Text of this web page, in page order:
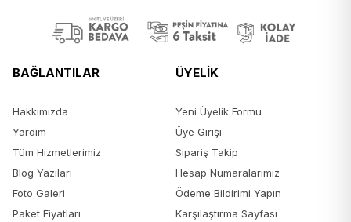
BAĞLANTILAR
Hakkımızda
Yardım
Tüm Hizmetlerimiz
Blog Yazıları
Foto Galeri
Paket Fiyatları
ÜYELİK
Yeni Üyelik Formu
Üye Girişi
Sipariş Takip
Hesap Numaralarımız
Ödeme Bildirimi Yapın
Karşılaştırma Sayfası